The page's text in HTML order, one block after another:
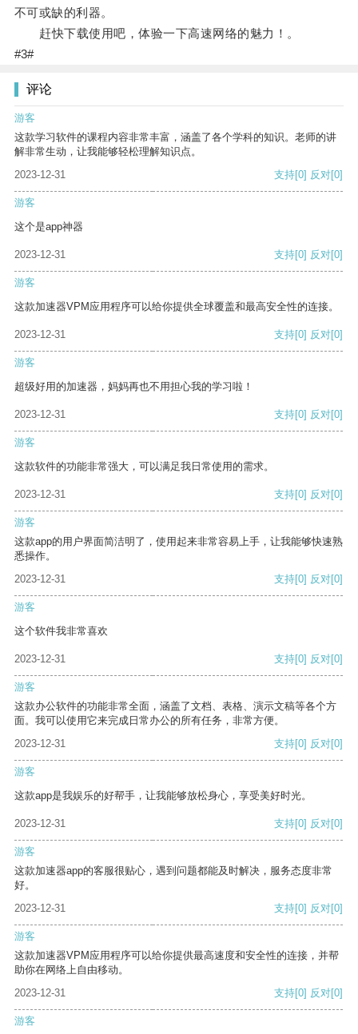
不可或缺的利器。
赶快下载使用吧，体验一下高速网络的魅力！。
#3#
评论
游客
这款学习软件的课程内容非常丰富，涵盖了各个学科的知识。老师的讲
解非常生动，让我能够轻松理解知识点。
2023-12-31
支持[0] 反对[0]
游客
这个是app神器
2023-12-31 支持[0] 反对[0]
游客
这款加速器VPM应用程序可以给你提供全球覆盖和最高安全性的连接。
2023-12-31 支持[0] 反对[0]
游客
超级好用的加速器，妈妈再也不用担心我的学习啦！
2023-12-31 支持[0] 反对[0]
游客
这款软件的功能非常强大，可以满足我日常使用的需求。
2023-12-31 支持[0] 反对[0]
游客
这款app的用户界面简洁明了，使用起来非常容易上手，让我能够快速熟
悉操作。
2023-12-31
支持[0] 反对[0]
游客
这个软件我非常喜欢
2023-12-31 支持[0] 反对[0]
游客
这款办公软件的功能非常全面，涵盖了文档、表格、演示文稿等各个方
面。我可以使用它来完成日常办公的所有任务，非常方便。
2023-12-31
支持[0] 反对[0]
游客
这款app是我娱乐的好帮手，让我能够放松身心，享受美好时光。
2023-12-31 支持[0] 反对[0]
游客
这款加速器app的客服很贴心，遇到问题都能及时解决，服务态度非常
好。
2023-12-31
支持[0] 反对[0]
游客
这款加速器VPM应用程序可以给你提供最高速度和安全性的连接，并帮
助你在网络上自由移动。
2023-12-31
支持[0] 反对[0]
游客